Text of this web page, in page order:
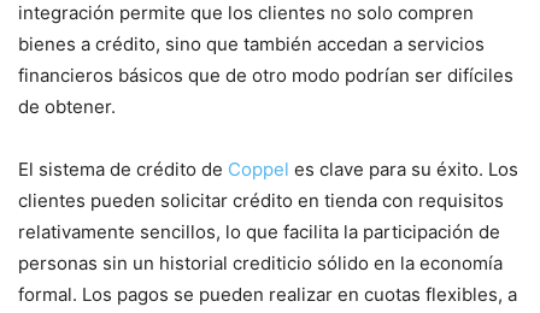
integración permite que los clientes no solo compren
bienes a crédito, sino que también accedan a servicios
financieros básicos que de otro modo podrían ser difíciles
de obtener.
El sistema de crédito de Coppel es clave para su éxito. Los
clientes pueden solicitar crédito en tienda con requisitos
relativamente sencillos, lo que facilita la participación de
personas sin un historial crediticio sólido en la economía
formal. Los pagos se pueden realizar en cuotas flexibles, a